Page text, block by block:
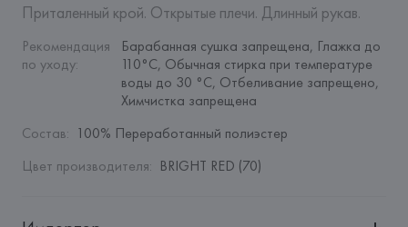
Приталенный крой. Открытые плечи. Длинный рукав.
Рекомендация
по уходу:
Барабанная сушка запрещена, Глажка до
110°C, Обычная стирка при температуре
воды до 30 °C, Отбеливание запрещено,
Химчистка запрещена
Состав: 100% Переработанный полиэстер
Цвет производителя: BRIGHT RED (70)